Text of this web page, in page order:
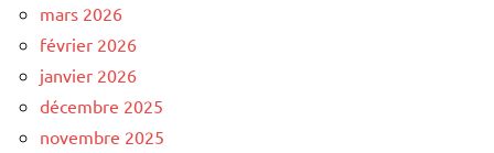
mars 2026
février 2026
janvier 2026
décembre 2025
novembre 2025